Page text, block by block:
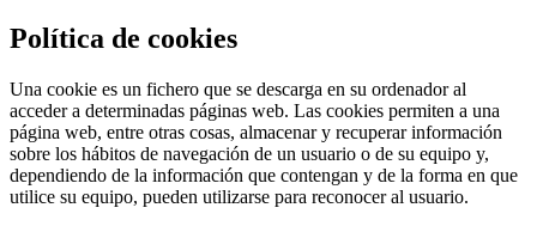
Política de cookies
Una cookie es un fichero que se descarga en su ordenador al
acceder a determinadas páginas web. Las cookies permiten a una
página web, entre otras cosas, almacenar y recuperar información
sobre los hábitos de navegación de un usuario o de su equipo y,
dependiendo de la información que contengan y de la forma en que
utilice su equipo, pueden utilizarse para reconocer al usuario.